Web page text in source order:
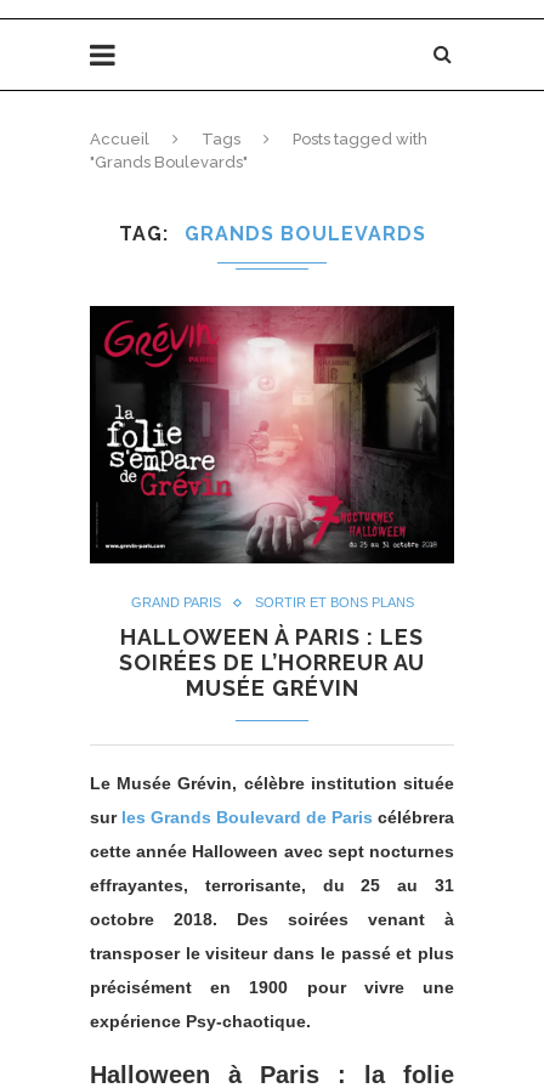
Accueil Tags
Posts tagged with
"Grands Boulevards"
TAG GRANDS BOULEVARDS
GRAND PARIS SORTIR ET BONS PLANS
HALLOWEEN À PARIS : LES
SOIRÉES DE L’HORREUR AU
MUSÉE GRÉVIN
Le Musée Grévin, célèbre institution située
sur les Grands Boulevard de Paris célébrera
cette année Halloween avec sept nocturnes
effrayantes, terrorisante, du 25 au 31
octobre 2018. Des soirées venant à
transposer le visiteur dans le passé et plus
précisément en 1900 pour vivre une
expérience Psy-chaotique.
Halloween à Paris : la folie